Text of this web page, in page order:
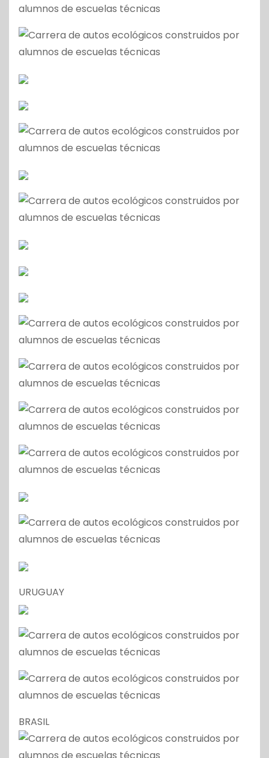
URUGUAY
BRASIL